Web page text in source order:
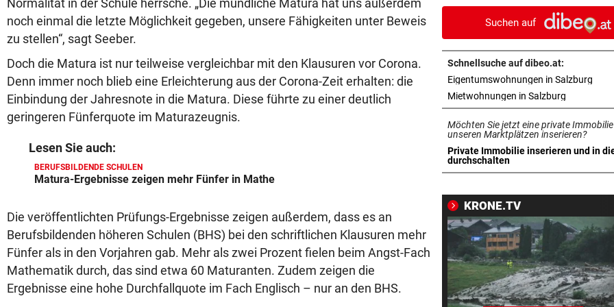
Normalität in der Schule herrsche. „Die mündliche Matura hat uns außerdem
noch einmal die letzte Möglichkeit gegeben, unsere Fähigkeiten unter Beweis
zu stellen“, sagt Seeber.
Doch die Matura ist nur teilweise vergleichbar mit den Klausuren vor Corona.
Denn immer noch blieb eine Erleichterung aus der Corona-Zeit erhalten: die
Einbindung der Jahresnote in die Matura. Diese führte zu einer deutlich
geringeren Fünferquote im Maturazeugnis.
Lesen Sie auch:
BERUFSBILDENDE SCHULEN
Matura-Ergebnisse zeigen mehr Fünfer in Mathe
Die veröffentlichten Prüfungs-Ergebnisse zeigen außerdem, dass es an
Berufsbildenden höheren Schulen (BHS) bei den schriftlichen Klausuren mehr
Fünfer als in den Vorjahren gab. Mehr als zwei Prozent fielen beim Angst-Fach
Mathematik durch, das sind etwa 60 Maturanten. Zudem zeigen die
Ergebnisse eine hohe Durchfallquote im Fach Englisch – nur an den BHS.
reißendem Fluss
PAUSENGESPRÄCH vor
Kissin kennt bei den
keine Routine
LEIPZIGS SEIWALD
„Er ist wie der Liebling aller
Schwiegermütter!“
PANZER ANGEKNABBERT
vor eigenem Hund
OPERN-SCHNELLCHECK vor 12
Was Sie wissen müssen:
„Così fan tutte“
„KRONE“-INTERVIEW vor
Suchen auf
Schnellsuche auf dibeo.at:
Eigentumswohnungen in Salzburg
Mietwohnungen in Salzburg
Möchten Sie jetzt eine private
unseren Marktplätzen inserieren?
Private Immobilie inserieren und in
durchschalten
in neuem Tab öffnen
KRONE.TV